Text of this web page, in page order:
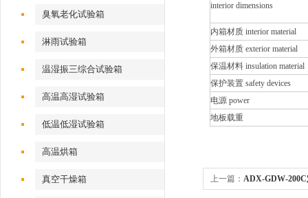
臭氧老化试验箱
淋雨试验箱
温湿振三综合试验箱
高温高湿试验箱
低温低湿试验箱
高温烘箱
真空干燥箱
interior dimensions
内箱材质 interior material
外箱材质 exterior material
保温材料 insulation material
保护装置 safety devices
电源 power
地板载重
上一篇： ADX-GDW-